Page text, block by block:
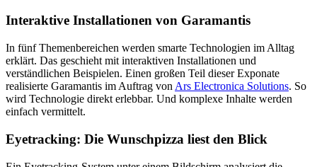
Interaktive Installationen von Garamantis
In fünf Themenbereichen werden smarte Technologien im Alltag
erklärt. Das geschieht mit interaktiven Installationen und
verständlichen Beispielen. Einen großen Teil dieser Exponate
realisierte Garamantis im Auftrag von Ars Electronica Solutions. So
wird Technologie direkt erlebbar. Und komplexe Inhalte werden
einfach vermittelt.
Eyetracking: Die Wunschpizza liest den Blick